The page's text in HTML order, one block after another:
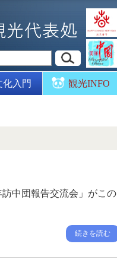
化入門 観光INFO
中団報告交流会」がこの
続きを読む